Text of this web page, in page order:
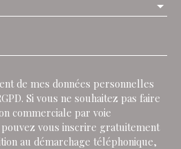
de mes données personnelles
Si vous ne souhaitez pas faire
commerciale par voie
vous inscrire gratuitement
au démarchage téléphonique,